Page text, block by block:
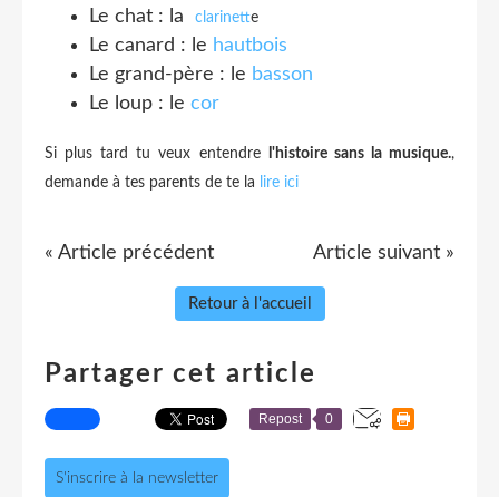
Le chat : la
clarinette
Le canard : le hautbois
Le grand-père : le basson
Le loup : le cor
Si plus tard tu veux entendre l'histoire sans la musique.,
demande à tes parents de te la
lire ici
« Article précédent Article suivant »
Retour à l'accueil
Partager cet article
Repost 0
S'inscrire à la newsletter